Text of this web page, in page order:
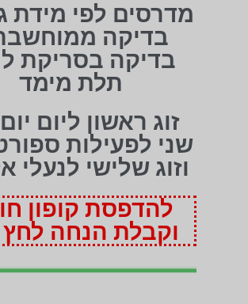
מדרסים לפי מידת
בדיקה
בדיקה בסריקת
תלת מימד
זוג ראשון ליום
שני לפעילות
וזוג שלישי לנעלי
להדפסת קופון
וקבלת הנחה לחץ